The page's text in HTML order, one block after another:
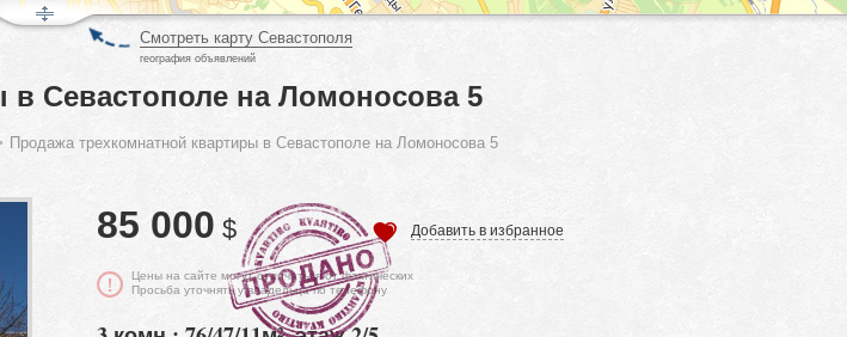
Смотреть карту Севастополя
география объявлений
Севастополе на Ломоносова 5
Продажа трехкомнатной квартиры в Севастополе на Ломоносова 5
85 000 $ Добавить в избранное
Цены на сайте могут отличаться от фактических
Просьба уточнять у владельца по телефону